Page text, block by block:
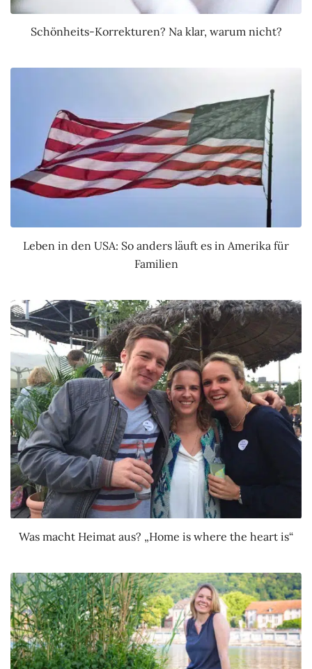
Schönheits-Korrekturen? Na klar, warum nicht?
Leben in den USA: So anders läuft es in Amerika für
Familien
Was macht Heimat aus? „Home is where the heart is“